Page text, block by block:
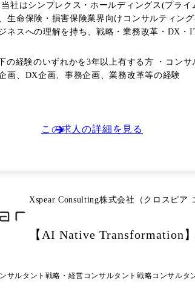
社はシンプレクス・ホールディングス(プライム上
生命保険・損害保険業界向けコンサルティン
スへの理解を持ち、戦略・業務改革・DX・ITなどのテーマを通じて
策の構想・実現までを主体的に推進できる方を歓迎します。 与えられた案件を遂行することだけにやりがいを
、自らのアイデアや知見を活かして新たなテ
ーマでクライアントの支援を行なっている総合
。 その中でも本ポジションでは特に生命保険・損害保険業界に対する事業戦略をはじめとした様々なテーマをシンプレクスグループとの連携によ
:中長期視点での商品戦略・マーケット戦略策
務を見据えた新基盤でのグランドデザイン策定～実装 など キャリアパスについて 以下のようなキャリアパスを
キルを獲得し戦略系・業務系コンサルティング
、シニアマネージャーにおいては、1～3件の
の経験のいずれかを3年以上有する方 ・コン
画、DX企画、事務企画、業務改革等の経験
この求人の詳細を見る
Xspear Consulting株式会社（クロスピア
【AI Native Transformation
サルタント 戦略・経営コンサルタント戦略コンサルタ